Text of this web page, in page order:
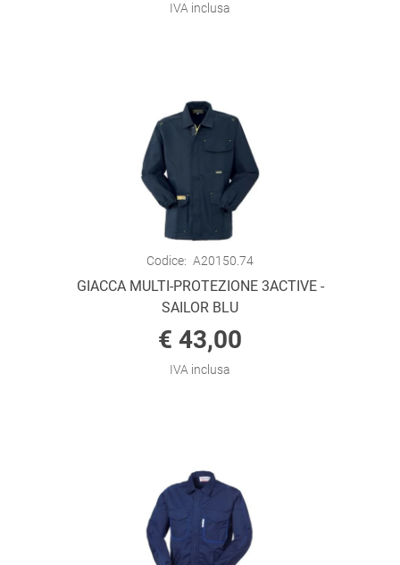
IVA inclusa
Codice: A20150.74
GIACCA MULTI-PROTEZIONE 3ACTIVE -
SAILOR BLU
€ 43,00
IVA inclusa